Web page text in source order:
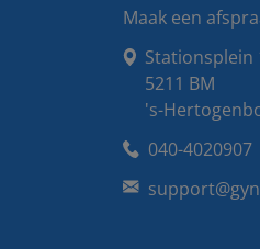
Maak een
Stationsplein
5211 BM
's-
040-4020907